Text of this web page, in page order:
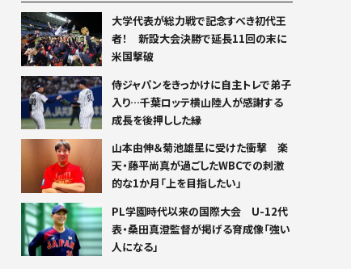
大学代表が総力戦で記念すべき初代王
者！ 新設大会決勝で延長11回の末に
米国撃破
侍ジャパンをきっかけに自主トレで弟子
入り…千葉ロッテ横山陸人が感謝する
成長を後押しした縁
山本由伸＆菊池雄星に受けた衝撃 楽
天・藤平尚真が過ごしたWBCでの刺激
的な1か月「上を目指したい」
PL学園時代以来の国際大会 U-12代
表・桑田真澄監督が掲げる育成像「強い
人になる」